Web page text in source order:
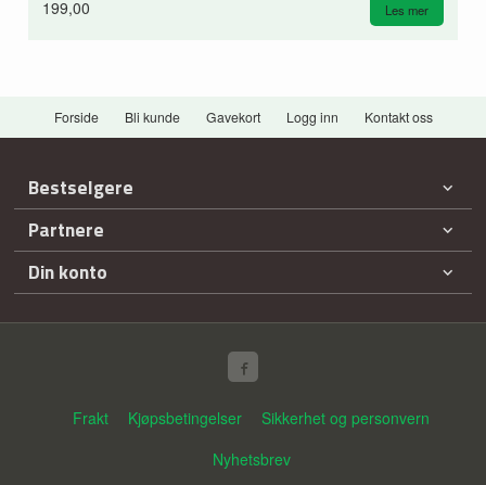
199,00 Les mer
Forside Bli kunde Gavekort Logg inn Kontakt oss
Bestselgere
Partnere
Din konto
Frakt Kjøpsbetingelser
Sikkerhet og personvern
Nyhetsbrev